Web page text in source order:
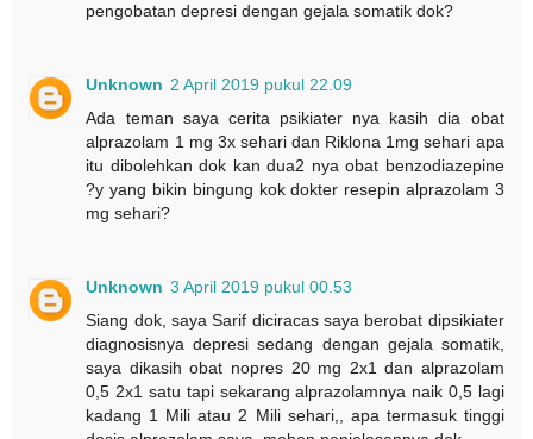
pengobatan depresi dengan gejala somatik dok?
Unknown 2 April 2019 pukul 22.09
Ada teman saya cerita psikiater nya kasih dia obat
alprazolam 1 mg 3x sehari dan Riklona 1mg sehari apa
itu dibolehkan dok kan dua2 nya obat benzodiazepine
?y yang bikin bingung kok dokter resepin alprazolam 3
mg sehari?
Unknown 3 April 2019 pukul 00.53
Siang dok, saya Sarif diciracas saya berobat dipsikiater
diagnosisnya depresi sedang dengan gejala somatik,
saya dikasih obat nopres 20 mg 2x1 dan alprazolam
0,5 2x1 satu tapi sekarang alprazolamnya naik 0,5 lagi
kadang 1 Mili atau 2 Mili sehari,, apa termasuk tinggi